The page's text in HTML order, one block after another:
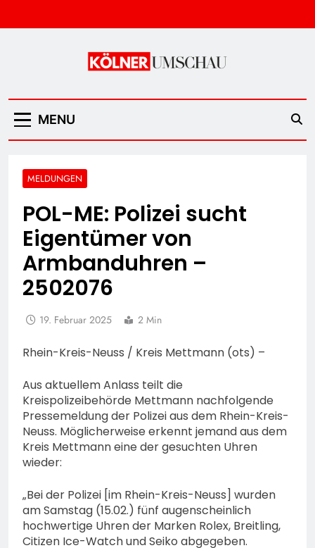
to
Kölner Umschau
MENU
MELDUNGEN
POL-ME: Polizei sucht
Eigentümer von
Armbanduhren –
2502076
19. Februar 2025 2 Min
Rhein-Kreis-Neuss / Kreis Mettmann (ots) –
Aus aktuellem Anlass teilt die
Kreispolizeibehörde Mettmann nachfolgende
Pressemeldung der Polizei aus dem Rhein-Kreis-
Neuss. Möglicherweise erkennt jemand aus dem
Kreis Mettmann eine der gesuchten Uhren
wieder:
„Bei der Polizei [im Rhein-Kreis-Neuss] wurden
am Samstag (15.02.) fünf augenscheinlich
hochwertige Uhren der Marken Rolex, Breitling,
Citizen Ice-Watch und Seiko abgegeben.